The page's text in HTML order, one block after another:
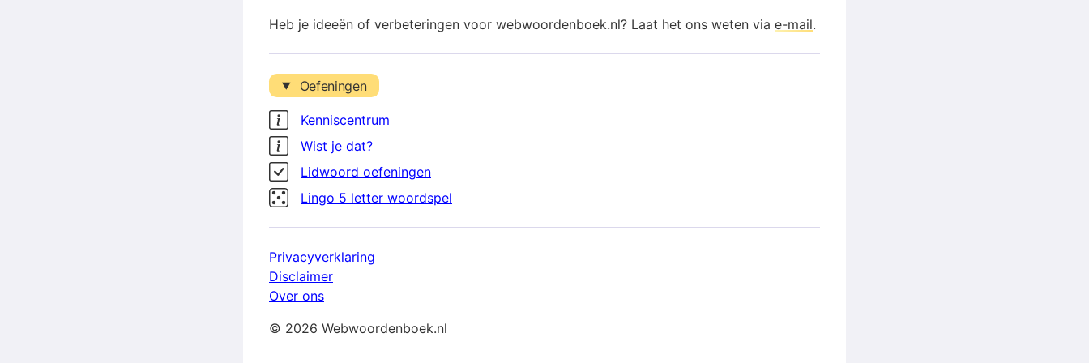
Heb je ideeën of verbeteringen voor webwoordenboek.nl? Laat het ons weten via e-mail.
Oefeningen
Kenniscentrum
Wist je dat?
Lidwoord oefeningen
Lingo 5 letter woordspel
Privacyverklaring
Disclaimer
Over ons
© 2026 Webwoordenboek.nl